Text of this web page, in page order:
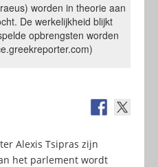
worden in theorie aan
De werkelijkheid blijkt
opbrengsten worden
Alexis Tsipras zijn
het parlement wordt